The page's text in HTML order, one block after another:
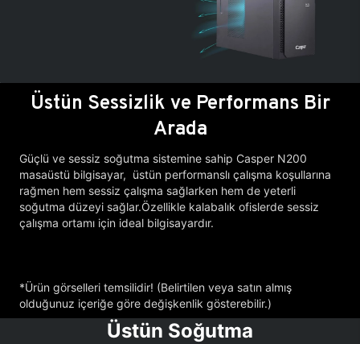
Üstün Sessizlik ve Performans Bir
Arada
Güçlü ve sessiz soğutma sistemine sahip Casper N200
masaüstü bilgisayar, üstün performanslı çalışma koşullarına
rağmen hem sessiz çalışma sağlarken hem de yeterli
soğutma düzeyi sağlar.Özellikle kalabalık ofislerde sessiz
çalışma ortamı için ideal bilgisayardır.
*Ürün görselleri temsilidir! (Belirtilen veya satın almış
olduğunuz içeriğe göre değişkenlik gösterebilir.)
Üstün Soğutma